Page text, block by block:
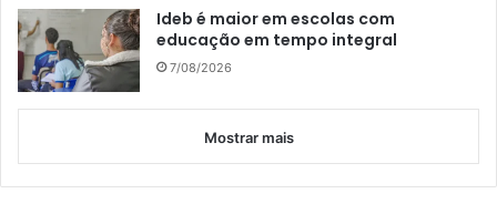
Ideb é maior em escolas com
educação em tempo integral
7/08/2026
Mostrar mais